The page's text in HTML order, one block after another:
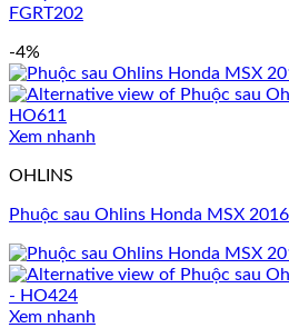
FGRT202
-4%
Xem nhanh
OHLINS
Phuộc sau Ohlins Honda MSX
Xem nhanh